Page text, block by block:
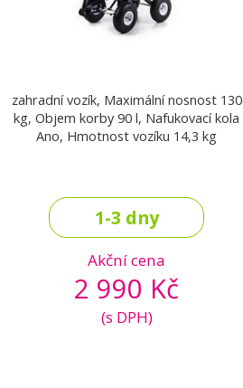
zahradní vozík, Maximální nosnost 130
kg, Objem korby 90 l, Nafukovací kola
Ano, Hmotnost vozíku 14,3 kg
1-3 dny
Akční cena
2 990 Kč
(s DPH)